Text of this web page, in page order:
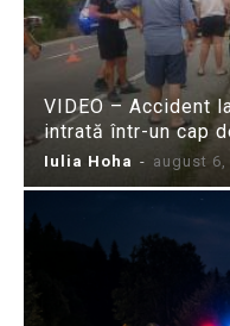
VIDEO – Accident
intrată într-un cap
Iulia Hoha - august 6,